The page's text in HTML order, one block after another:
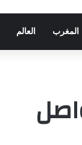
المغرب العالم